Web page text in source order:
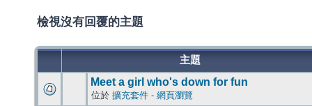
檢視沒有回覆的主題
主題
Meet a girl who's down for fun
位於 擴充套件 - 網頁瀏覽